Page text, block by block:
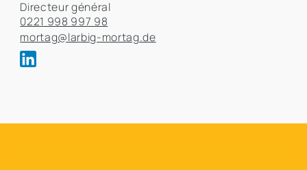
Directeur général
0221 998 997 98
mortag@larbig-mortag.de